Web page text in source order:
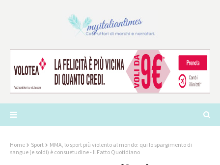
Home Sport
MMA, lo sport più violento al mondo: qui lo spargimento di
sangue (e soldi) è consuetudine - Il Fatto Quotidiano